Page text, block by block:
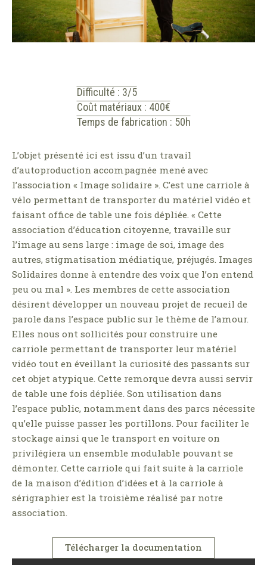
Difficulté : 3/5
Coût matériaux : 400€
Temps de fabrication : 50h
L’objet présenté ici est issu d’un travail
d’autoproduction accompagnée mené avec
l’association « Image solidaire ». C’est une carriole à
vélo permettant de transporter du matériel vidéo et
faisant office de table une fois dépliée. « Cette
association d’éducation citoyenne, travaille sur
l’image au sens large : image de soi, image des
autres, stigmatisation médiatique, préjugés. Images
Solidaires donne à entendre des voix que l’on entend
peu ou mal ». Les membres de cette association
désirent développer un nouveau projet de recueil de
parole dans l’espace public sur le thème de l’amour.
Elles nous ont sollicités pour construire une
carriole permettant de transporter leur matériel
vidéo tout en éveillant la curiosité des passants sur
cet objet atypique. Cette remorque devra aussi servir
de table une fois dépliée. Son utilisation dans
l’espace public, notamment dans des parcs nécessite
qu’elle puisse passer les portillons. Pour faciliter le
stockage ainsi que le transport en voiture on
privilégiera un ensemble modulable pouvant se
démonter. Cette carriole qui fait suite à la carriole
de la maison d’édition d’idées et à la carriole à
sérigraphier est la troisième réalisé par notre
association.
Télécharger la documentation